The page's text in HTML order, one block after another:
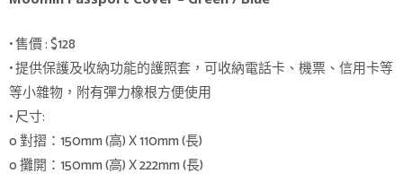
• 售價 : $128
• 提供保護及收納功能的護照套，可收納電話卡、機票、信用卡等
等小雜物，附有彈力橡根方便使用
• 尺寸:
o 對摺：150mm (高) X 110mm (長)
o 攤開：150mm (高) X 222mm (長)